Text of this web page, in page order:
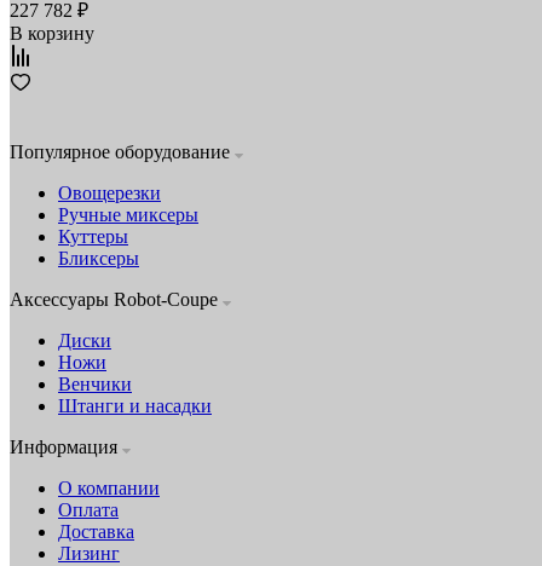
227 782 ₽
В корзину
Популярное оборудование
Овощерезки
Ручные миксеры
Куттеры
Бликсеры
Аксессуары Robot-Coupe
Диски
Ножи
Венчики
Штанги и насадки
Информация
О компании
Оплата
Доставка
Лизинг